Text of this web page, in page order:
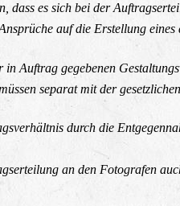
dass es sich bei der
auf die Erstellung
in Auftrag gegebenen
separat mit der
durch die
an den Fotografen